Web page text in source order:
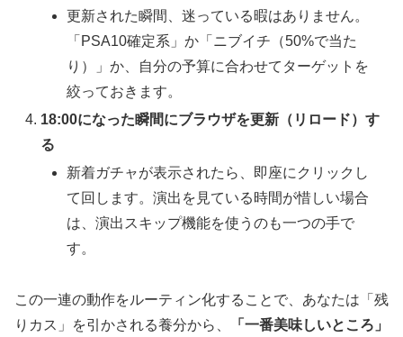
更新された瞬間、迷っている暇はありません。
「PSA10確定系」か「ニブイチ（50%で当た
り）」か、自分の予算に合わせてターゲットを
絞っておきます。
18:00になった瞬間にブラウザを更新（リロード）す
る
新着ガチャが表示されたら、即座にクリックし
て回します。演出を見ている時間が惜しい場合
は、演出スキップ機能を使うのも一つの手で
す。
この一連の動作をルーティン化することで、あなたは「残
りカス」を引かされる養分から、
「一番美味しいところ」